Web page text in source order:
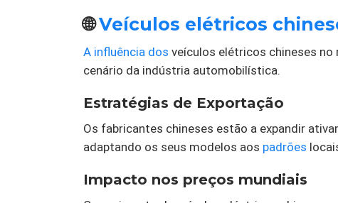
🌐Veículos elétricos
A influência dos veículos elétricos chineses no
cenário da indústria automobilística.
Estratégias de Exportação
Os fabricantes chineses estão a expandir
adaptando os seus modelos aos padrões
Impacto nos preços mundiais